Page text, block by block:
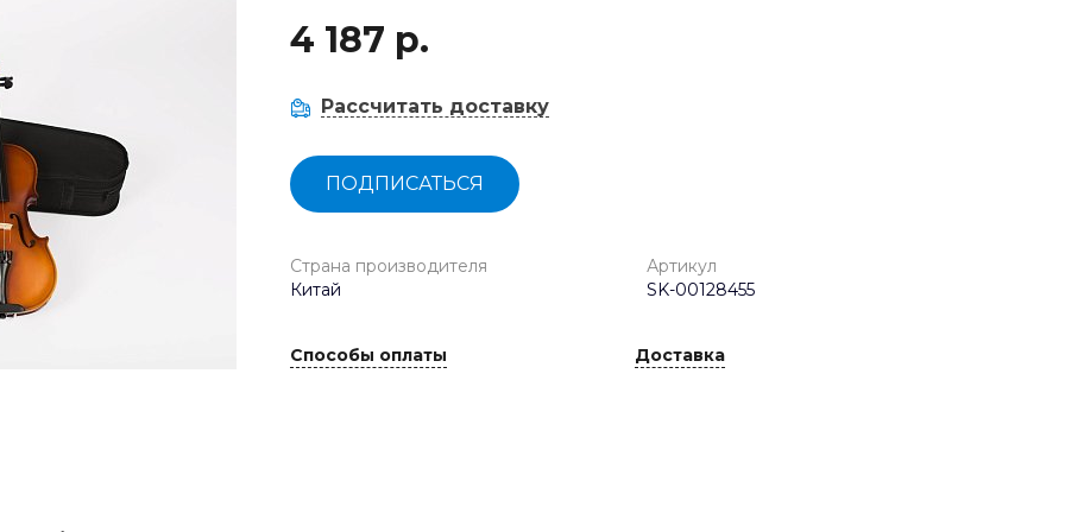
4 187 р.
Рассчитать доставку
ПОДПИСАТЬСЯ
Страна производителя
Китай
Артикул
SK-00128455
Способы оплаты Доставка